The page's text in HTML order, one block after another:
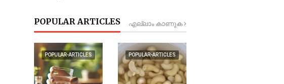
POPULAR ARTICLES എല്ലാം കാണുക
POPULAR-ARTICLES POPULAR-ARTICLES